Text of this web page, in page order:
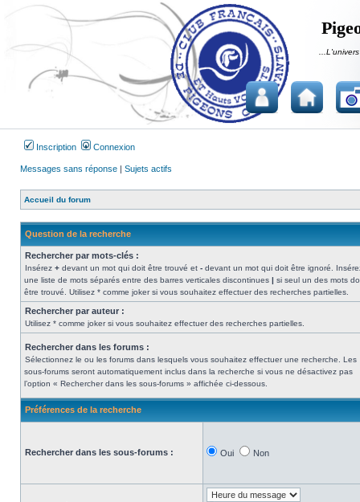
Inscription Connexion
Messages sans réponse | Sujets actifs
Accueil du forum
Question de la recherche
Rechercher par mots-clés :
Insérez + devant un mot qui doit être trouvé et - devant un mot qui doit être ignoré.
une liste de mots séparés entre des barres verticales discontinues | si seul un des mots
être trouvé. Utilisez * comme joker si vous souhaitez effectuer des recherches partielles.
Rechercher par auteur :
Utilisez * comme joker si vous souhaitez effectuer des recherches partielles.
Rechercher dans les forums :
Sélectionnez le ou les forums dans lesquels vous souhaitez effectuer une recherche. Les
sous-forums seront automatiquement inclus dans la recherche si vous ne désactivez pas
l’option « Rechercher dans les sous-forums » affichée ci-dessous.
Préférences de la recherche
Rechercher dans les sous-forums : Oui Non